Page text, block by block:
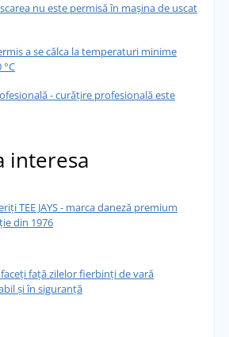
nu este permisă în mașina de uscat
a se călca la temperaturi minime
°C
- curățire profesională este
interesa
TEE JAYS - marca daneză premium
din 1976
față zilelor fierbinți de vară
și în siguranță